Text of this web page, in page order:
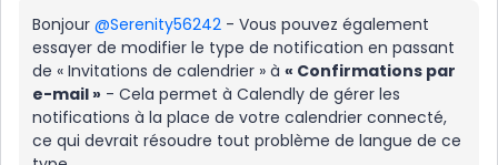
Bonjour ​ @Serenity56242 - Vous pouvez également
essayer de modifier le type de notification en passant
de « Invitations de calendrier » à « Confirmations par
e-mail » - Cela permet à Calendly de gérer les
notifications à la place de votre calendrier connecté,
ce qui devrait résoudre tout problème de langue de ce